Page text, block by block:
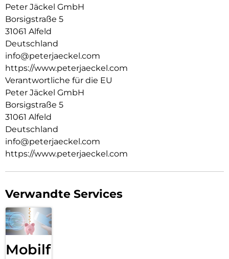
Peter Jäckel GmbH
Borsigstraße 5
31061 Alfeld
Deutschland
info@peterjaeckel.com
https://www.peterjaeckel.com
Verantwortliche für die EU
Peter Jäckel GmbH
Borsigstraße 5
31061 Alfeld
Deutschland
info@peterjaeckel.com
https://www.peterjaeckel.com
Verwandte Services
Mobilfunk